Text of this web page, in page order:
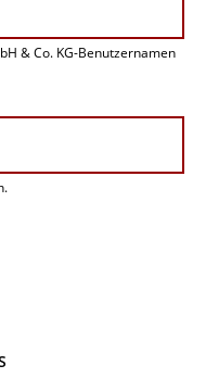
& Co. KG-Benutzernamen